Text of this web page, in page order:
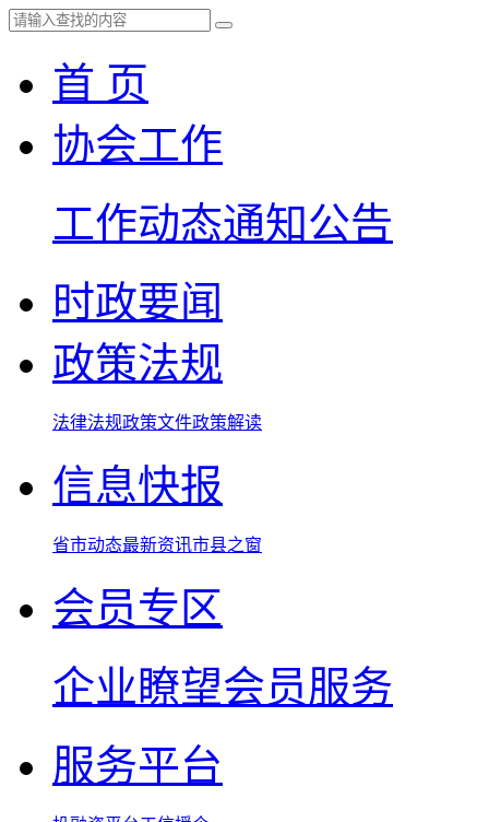
首 页
协会工作
工作动态通知公告
时政要闻
政策法规
法律法规政策文件政策解读
信息快报
省市动态最新资讯市县之窗
会员专区
企业瞭望会员服务
服务平台